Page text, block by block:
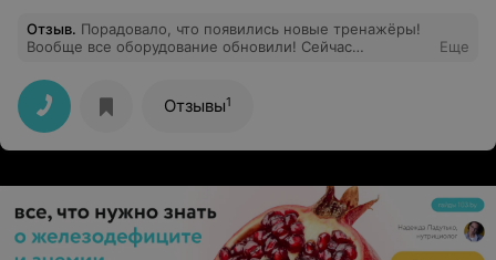
Отзыв. Порадовало, что появились новые тренажёры!
Вообще все оборудование обновили! Сейчас
каждый найдёт под свои задачи. А я постоянно хожу
сюда. Мне нравится, что все чисто, центр Минска. Есть
парковка. Часто посещаю бассейн, он под стеклянным
куполом, мне очень заходит) После тренировки могу
расслабиться в массажном кресле, ну или зайти в
настоящий релакс!
Еще
Отзывы1